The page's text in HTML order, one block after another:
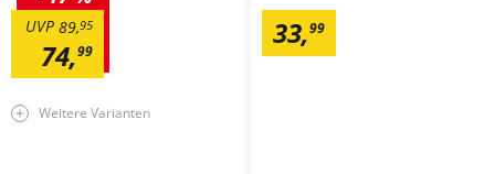
74,99
89,95
UVP
Weitere Varianten
33,99